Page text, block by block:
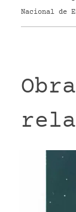
Nacional de